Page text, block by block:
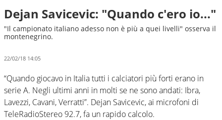
Dejan Savicevic: "Quando c'ero io..."
"Il campionato italiano adesso non è più a quei livelli" osserva il
montenegrino.
22/02/18 14:05
“Quando giocavo in Italia tutti i calciatori più forti erano in
serie A. Negli ultimi anni in molti se ne sono andati: Ibra,
Lavezzi, Cavani, Verratti”. Dejan Savicevic, ai microfoni di
TeleRadioStereo 92.7, fa un rapido calcolo.